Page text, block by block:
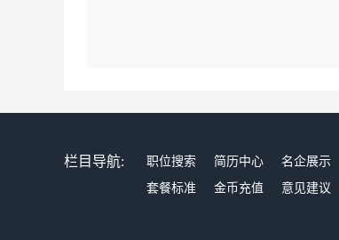
栏目导航: 职位搜索 简历中心 名企展示
套餐标准
金币充值 意见建议